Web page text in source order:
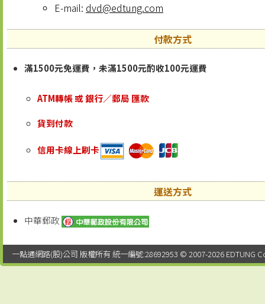
E-mail: dvd@edtung.com
付款方式
滿1500元免運費，未滿1500元酌收100元運費
ATM轉帳 或 銀行／郵局 匯款
貨到付款
信用卡線上刷卡
運送方式
中華郵政
一點通網路(股)公司 版權所有 統一編號:28692953 © 2007-2026 EDTUNG